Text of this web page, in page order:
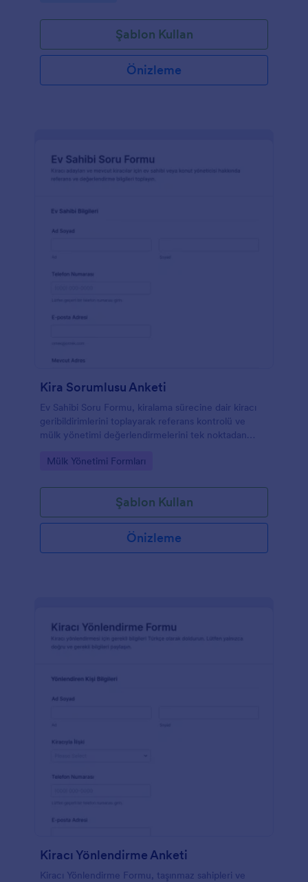
Şablon Kullan
Önizleme
Kira Sorumlusu Anketi
Ev Sahibi Soru Formu, kiralama sürecine dair kiracı
geribildirimlerini toplayarak referans kontrolü ve
mülk yönetimi değerlendirmelerini tek noktadan
Go to Category:
Mülk Yönetimi Formları
Şablon Kullan
Önizleme
Kiracı Yönlendirme Anketi
Kiracı Yönlendirme Formu, taşınmaz sahipleri ve